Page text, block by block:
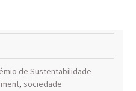
de Sustentabilidade
, sociedade